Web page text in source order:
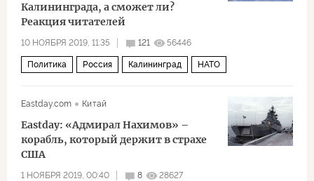
Калининграда, а сможет ли?
Реакция читателей
10 НОЯБРЯ 2019, 11:35 121 56446
Политика Россия Калининград НАТО
Eastday.com Китай
Eastday: «Адмирал Нахимов» –
корабль, который держит в страхе
США
1 НОЯБРЯ 2019, 00:40 8 28627